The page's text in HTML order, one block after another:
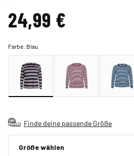
24,99 €
Farbe: Blau
Finde deine passende Größe
Größe wählen